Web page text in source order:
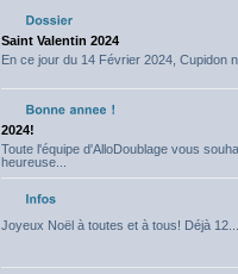
Saint Valentin 2024
En ce jour du 14 Février 2024, Cupidon
2024!
Toute l'équipe d'AlloDoublage vous
heureuse...
Joyeux Noël à toutes et à tous! Déjà 12...